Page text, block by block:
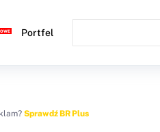
Portfel
Sprawdź BR Plus